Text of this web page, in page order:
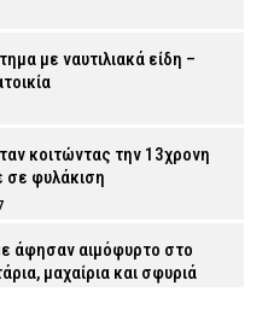
με ναυτιλιακά είδη –
κοιτώντας την 13χρονη
σε φυλάκιση
άφησαν αιμόφυρτο στο
μαχαίρια και σφυριά